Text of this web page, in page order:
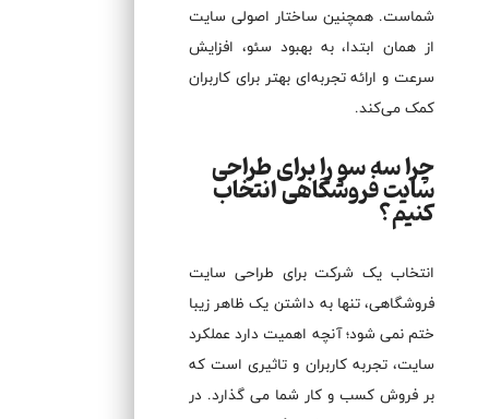
شماست. همچنین ساختار اصولی سایت
از همان ابتدا، به بهبود سئو، افزایش
سرعت و ارائه تجربه‌ای بهتر برای کاربران
کمک می‌کند.
چرا سه سو را برای طراحی
سایت فروشگاهی انتخاب
کنیم؟
انتخاب یک شرکت برای طراحی سایت
فروشگاهی، تنها به داشتن یک ظاهر زیبا
ختم نمی شود؛ آنچه اهمیت دارد عملکرد
سایت، تجربه کاربران و تاثیری است که
بر فروش کسب و کار شما می گذارد. در